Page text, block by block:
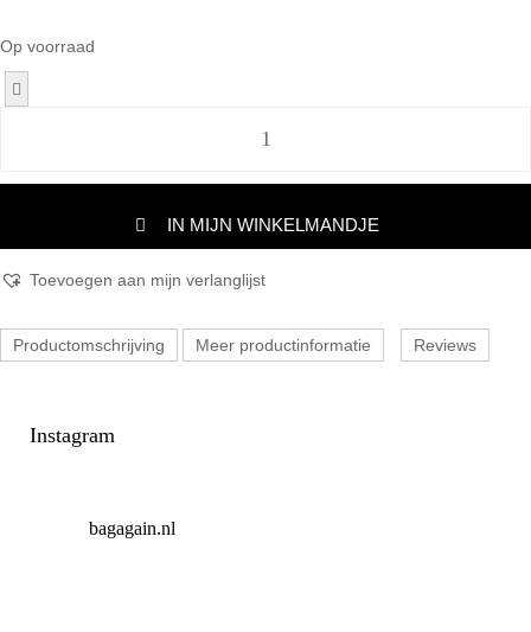
Op voorraad
IN MIJN WINKELMANDJE
Toevoegen aan mijn verlanglijst
Productomschrijving Meer productinformatie Reviews
Instagram
bagagain.nl